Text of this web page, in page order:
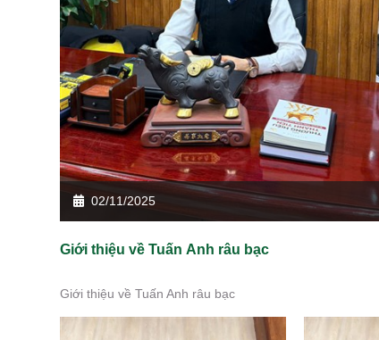
02/11/2025
Giới thiệu về Tuấn Anh râu bạc
Giới thiệu về Tuấn Anh râu bạc